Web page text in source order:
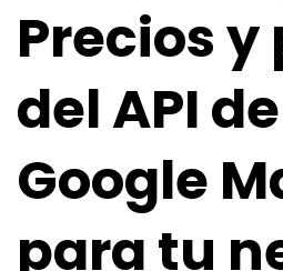
Precios
Contacto
Blog
Precios y
del API de
Google
para tu